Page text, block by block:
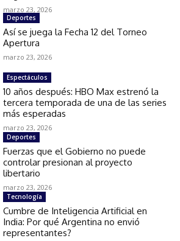
marzo 23, 2026
Deportes
Así se juega la Fecha 12 del Torneo
Apertura
marzo 23, 2026
Espectáculos
10 años después: HBO Max estrenó la
tercera temporada de una de las series
más esperadas
marzo 23, 2026
Deportes
Fuerzas que el Gobierno no puede
controlar presionan al proyecto
libertario
marzo 23, 2026
Tecnología
Cumbre de Inteligencia Artificial en
India: Por qué Argentina no envió
representantes?